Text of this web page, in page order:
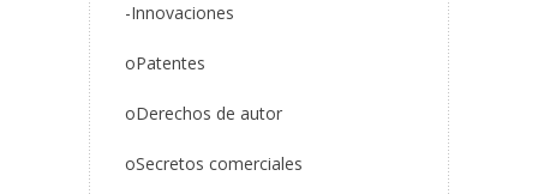
-Innovaciones
oPatentes
oDerechos de autor
oSecretos comerciales